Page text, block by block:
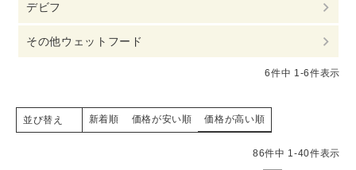
デビフ
その他ウェットフード
6件中 1-6件表示
並び替え 新着順 価格が安い順 価格が高い順
86件中 1-40件表示